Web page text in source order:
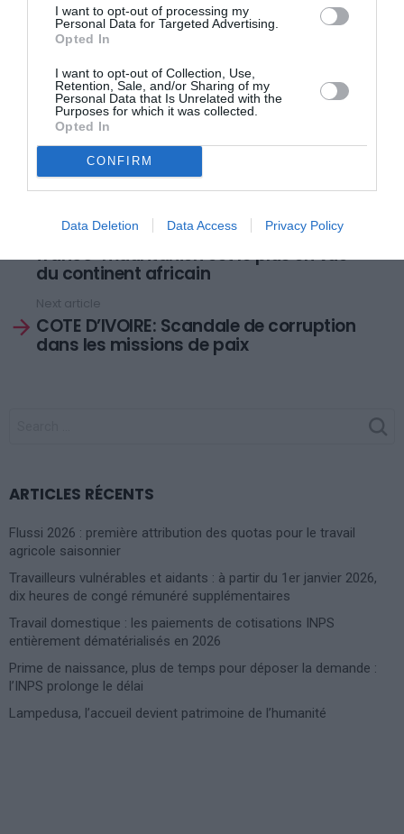
I want to opt-out of processing my
Personal Data for Targeted Advertising.
Opted In
I want to opt-out of Collection, Use,
Retention, Sale, and/or Sharing of my
Personal Data that Is Unrelated with the
Purposes for which it was collected.
Opted In
CONFIRM
Data Deletion Data Access Privacy Policy
les plus grands, il faut être une éponge, apprendre des
autres, incorporer des éléments de leur jeux dans le
Et il compte bien marquer de nombreux autres points.
Champion l’artiste !
ABDERRAHMANE SISSAKO: Le cinéaste
franco-mauritanien est le plus en vue
du continent africain
Next article
COTE D’IVOIRE: Scandale de corruption
dans les missions de paix
ARTICLES RÉCENTS
Flussi 2026 : première attribution des quotas pour le travail
agricole saisonnier
Travailleurs vulnérables et aidants : à partir du 1er janvier 2026,
dix heures de congé rémunéré supplémentaires
Travail domestique : les paiements de cotisations INPS
entièrement dématérialisés en 2026
Prime de naissance, plus de temps pour déposer la demande :
l’INPS prolonge le délai
Lampedusa, l’accueil devient patrimoine de l’humanité